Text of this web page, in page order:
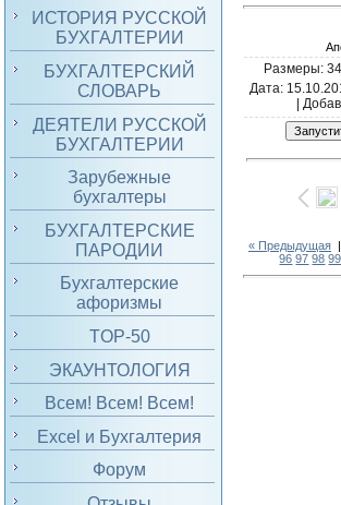
ИСТОРИЯ РУССКОЙ
БУХГАЛТЕРИИ
БУХГАЛТЕРСКИЙ
СЛОВАРЬ
ДЕЯТЕЛИ РУССКОЙ
БУХГАЛТЕРИИ
Зарубежные
бухгалтеры
БУХГАЛТЕРСКИЕ
ПАРОДИИ
Бухгалтерские
афоризмы
TOP-50
ЭКАУНТОЛОГИЯ
Всем! Всем! Всем!
Excel и Бухгалтерия
Форум
Размеры:
Дата:
|
« Предыдущая|
96 97 98 99